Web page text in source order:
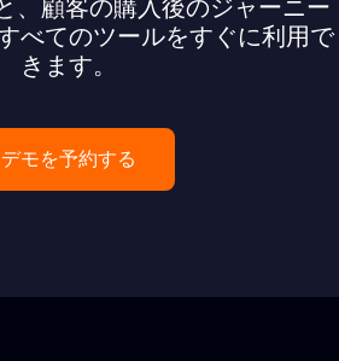
、顧客の購入後のジャーニー
べてのツールをすぐに利用で
きます。
デモを予約する